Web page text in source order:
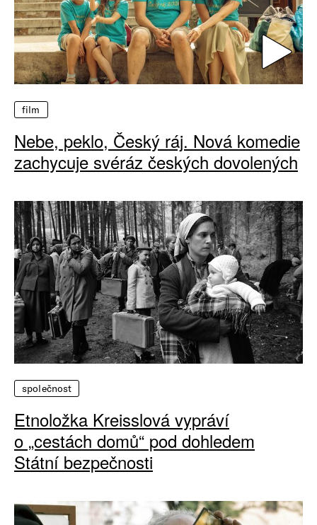
film
Nebe, peklo, Český ráj. Nová komedie
zachycuje svéráz českých dovolených
společnost
Etnoložka Kreisslová vypráví
o „cestách domů“ pod dohledem
Státní bezpečnosti